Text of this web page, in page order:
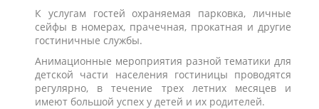
К услугам гостей охраняемая парковка, личные
сейфы в номерах, прачечная, прокатная и другие
гостиничные службы.
Анимационные мероприятия разной тематики для
детской части населения гостиницы проводятся
регулярно, в течение трех летних месяцев и
имеют большой успех у детей и их родителей.